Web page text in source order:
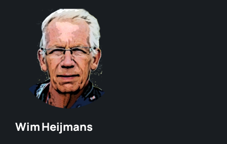
Wim Heijmans